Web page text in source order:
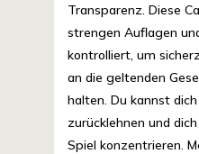
Transparenz. Diese
strengen Auflagen
kontrolliert, um
an die geltenden
halten. Du kannst
zurücklehnen und
Spiel konzentrieren.